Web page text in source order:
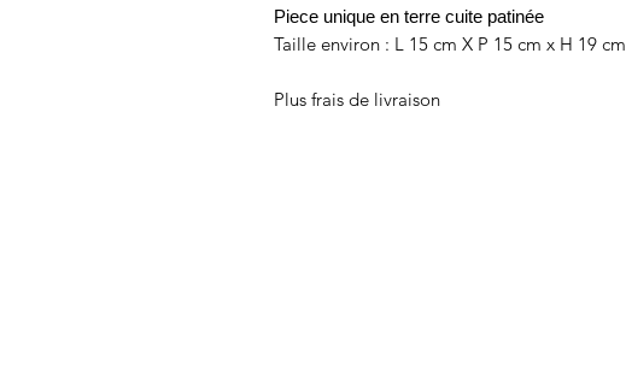
Piece unique en terre cuite patinée
Taille environ : L 15 cm X P 15 cm x H 19 cm
Plus frais de livraison